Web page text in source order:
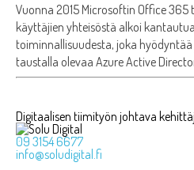
Vuonna 2015 Microsoftin Office 365
käyttäjien yhteisöstä alkoi
toiminnallisuudesta, joka
taustalla olevaa Azure Active
Digitaalisen tiimityön johtava
09 3154 6677
info@soludigital.fi